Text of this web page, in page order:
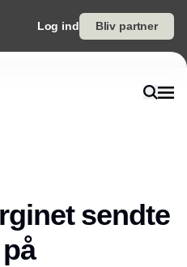
Log ind Bliv partner
sendte